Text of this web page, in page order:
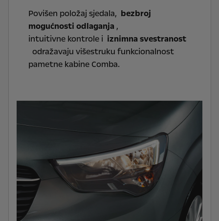
Povišen položaj sjedala, bezbroj
mogućnosti odlaganja ,
intuitivne kontrole i iznimna svestranost
odražavaju višestruku funkcionalnost
pametne kabine Comba.